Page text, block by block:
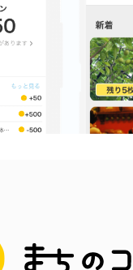
まちのコイン
日立
滋賀県